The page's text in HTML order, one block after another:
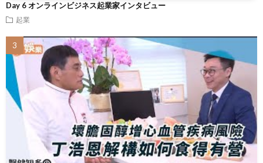
Day 6 オンラインビジネス起業家インタビュー
起業